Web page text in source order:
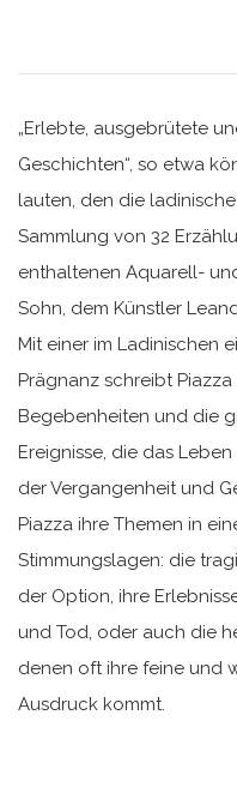
„Erlebte, ausgebrütete
Geschichten“, so etwa
lauten, den die
Sammlung von 32
enthaltenen Aquarell-
Sohn, dem Künstler
Mit einer im Ladinischen
Prägnanz schreibt
Begebenheiten und die
Ereignisse, die das
der Vergangenheit und
Piazza ihre Themen in
Stimmungslagen: die
der Option, ihre
und Tod, oder auch die
denen oft ihre feine und
Ausdruck kommt.